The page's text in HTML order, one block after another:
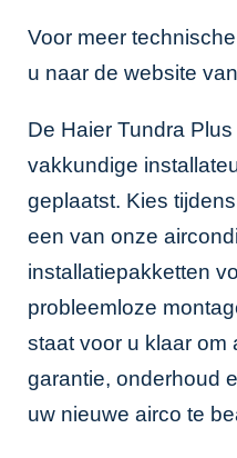
Voor meer
u naar de website
De Haier Tundra
vakkundige
geplaatst. Kies
een van onze
installatiepakketten
probleemloze
staat voor u klaar om
garantie, onderhoud
uw nieuwe airco te